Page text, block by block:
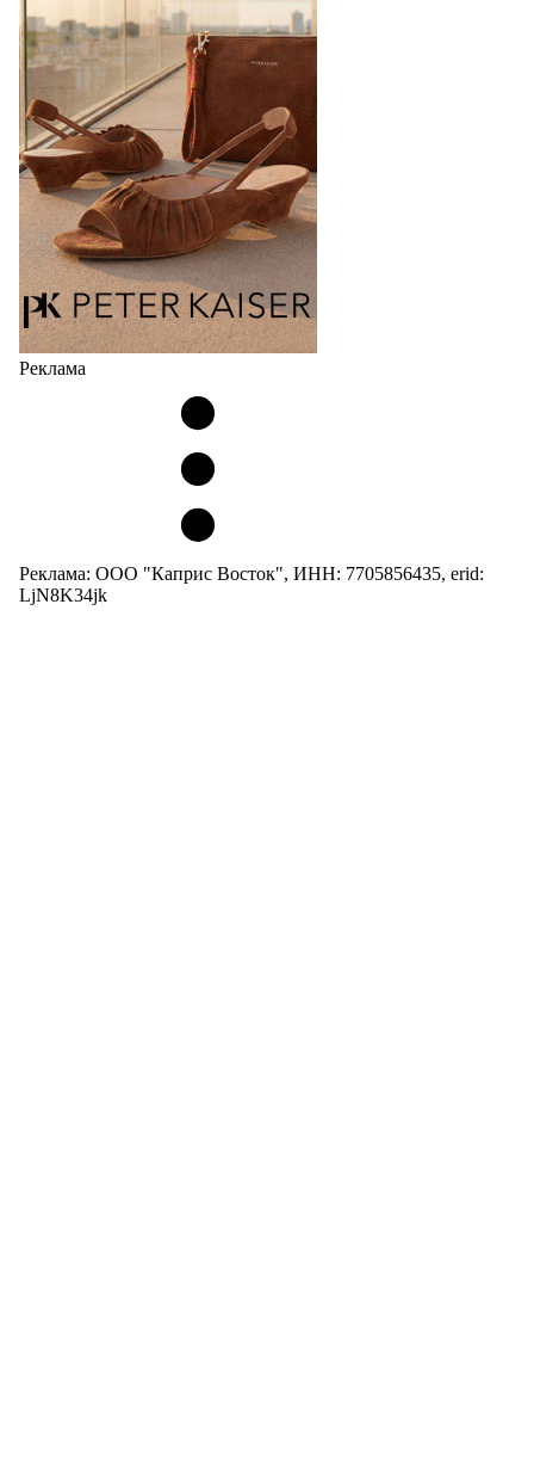
продаж на рынке в России, Беларуси и других
странах СНГ. Широкий модельный ряд женских,
мужских, детских и пляжных зонтов в необычном
дизайнерском исполнении, отличается надёжностью
и высоким качеством…
05.08.2026 514
Реклама
Реклама: ООО "Каприс Восток", ИНН: 7705856435, erid:
LjN8K34jk